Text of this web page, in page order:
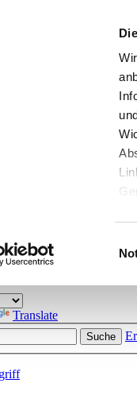
Hilfestellungen
Translate
Suche